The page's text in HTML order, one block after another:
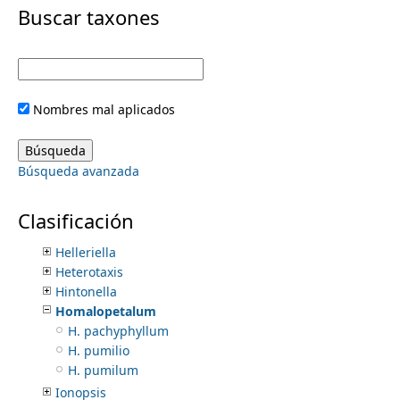
i
m
r
y
t
n
u
Buscar taxones
Nombres mal aplicados
Búsqueda avanzada
Clasificación
Galeandra
Galeottia
Goodyera
Greenwoodiella
Guarianthe
Hagsatera
Hapalorchis
Helleriella
Heterotaxis
Hintonella
Homalopetalum
H. pachyphyllum
H. pumilio
H. pumilum
Ionopsis